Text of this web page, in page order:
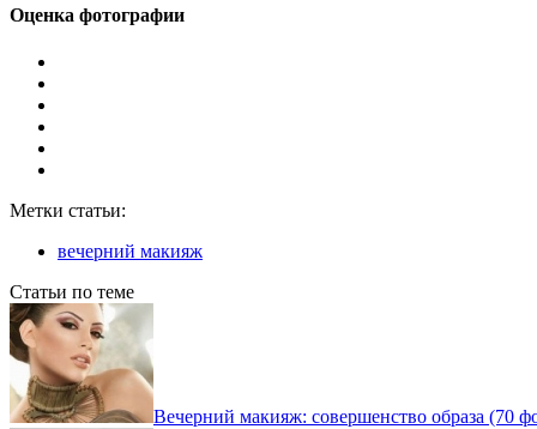
Оценка фотографии
Метки статьи:
вечерний макияж
Статьи по теме
Вечерний макияж: совершенство образа (70